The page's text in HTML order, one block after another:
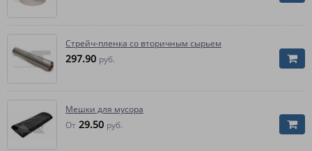
Стрейч-пленка со вторичным сырьем
297.90 руб.
Мешки для мусора
От 29.50 руб.